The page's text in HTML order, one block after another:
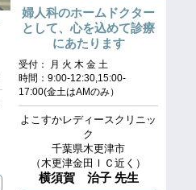
婦人科のホームドクター
として、心を込めて診療
にあたります
受付： 月 火 木 金 土
時間：9:00-12:30,15:00-
17:00(金土はAMのみ）
よこすかレディースクリニッ
ク
千葉県木更津市
（木更津金田ＩＣ近く）
横須賀 治子 先生